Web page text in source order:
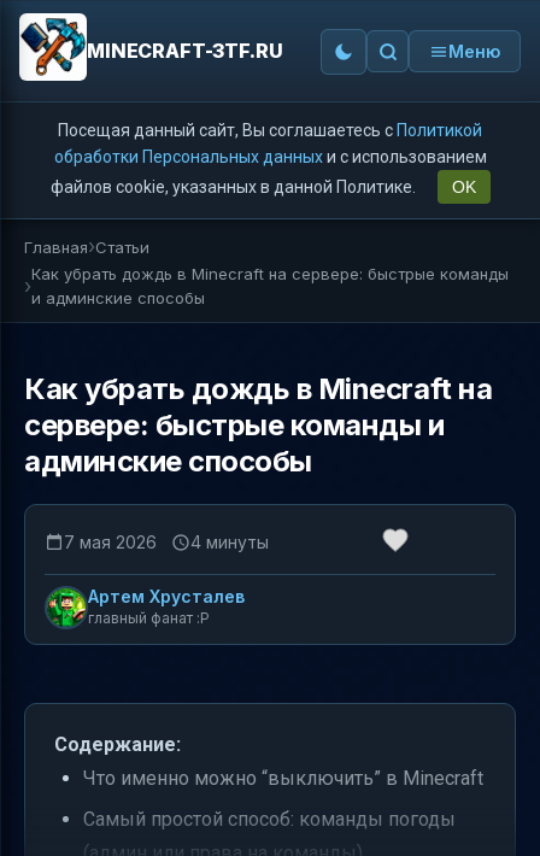
MINECRAFT-3TF.RU Меню
Посещая данный сайт, Вы соглашаетесь с Политикой
обработки Персональных данныхи с использованием
файлов cookie, указанных в данной Политике.
OK
Главная Статьи
Как убрать дождь в Minecraft на сервере: быстрые команды
и админские способы
Как убрать дождь в Minecraft на
сервере: быстрые команды и
админские способы
7 мая 2026 4 минуты
Артем Хрусталев
главный фанат :P
Содержание:
Что именно можно “выключить” в Minecraft
Самый простой способ: команды погоды